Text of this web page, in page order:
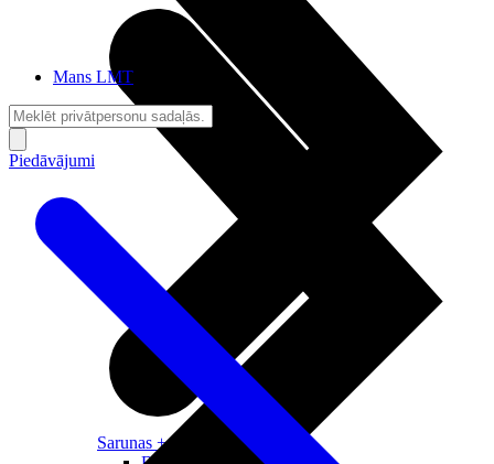
Sarunas + Internets
Mans LMT
Piedāvājumi